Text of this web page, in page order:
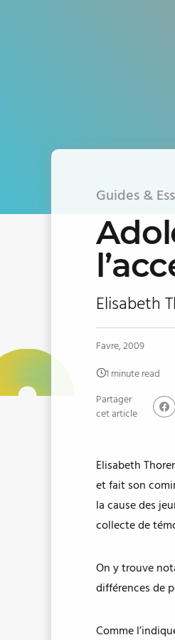
Guides &
Elisabeth
Favre, 2009
1 minute read
Partager
cet article
Elisabeth
et fait son
la cause des
collecte de
On y trouve
différences de
Comme